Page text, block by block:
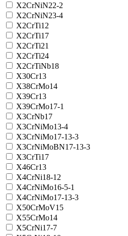
X2CrNiN22-2
X2CrNiN23-4
X2CrTi12
X2CrTi17
X2CrTi21
X2CrTi24
X2CrTiNb18
X30Cr13
X38CrMo14
X39Cr13
X39CrMo17-1
X3CrNb17
X3CrNiMo13-4
X3CrNiMo17-13-3
X3CrNiMoBN17-13-3
X3CrTi17
X46Cr13
X4CrNi18-12
X4CrNiMo16-5-1
X4CrNiMo17-13-3
X50CrMoV15
X55CrMo14
X5CrNi17-7